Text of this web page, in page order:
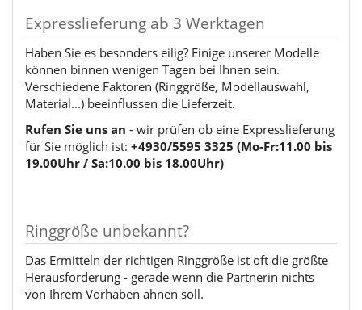
Expresslieferung ab 3 Werktagen
Haben Sie es besonders eilig? Einige unserer Modelle
können binnen wenigen Tagen bei Ihnen sein.
Verschiedene Faktoren (Ringgröße, Modellauswahl,
Material...) beeinflussen die Lieferzeit.
Rufen Sie uns an - wir prüfen ob eine Expresslieferung
für Sie möglich ist: +4930/5595 3325 (Mo-Fr:11.00 bis
19.00Uhr / Sa:10.00 bis 18.00Uhr)
Ringgröße unbekannt?
Das Ermitteln der richtigen Ringgröße ist oft die größte
Herausforderung - gerade wenn die Partnerin nichts
von Ihrem Vorhaben ahnen soll.